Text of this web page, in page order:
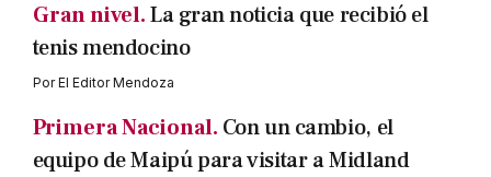
Gran nivel.La gran noticia que recibió el
tenis mendocino
PorEl Editor Mendoza
Primera Nacional. Con un cambio, el
equipo de Maipú para visitar a Midland